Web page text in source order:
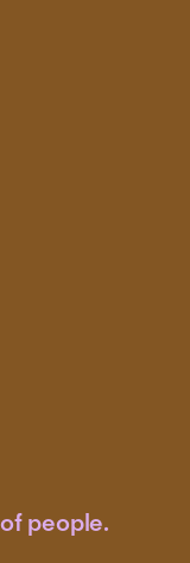
people.